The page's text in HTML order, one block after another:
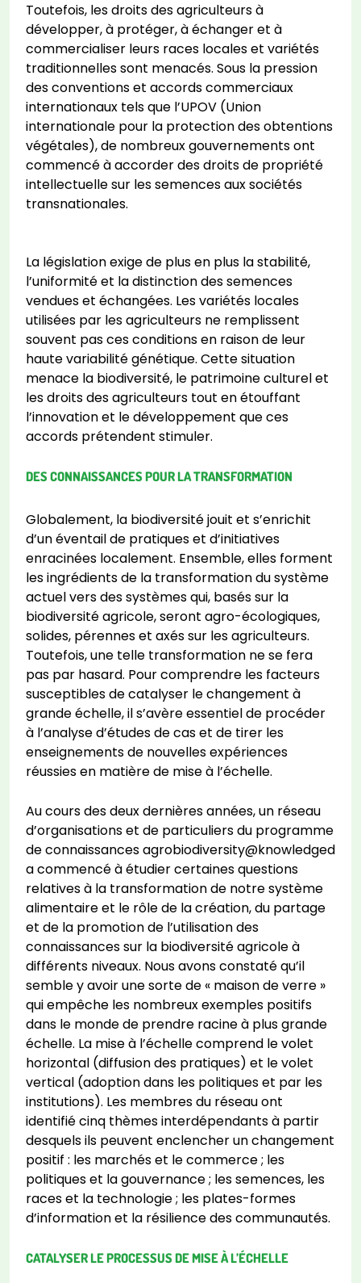
Toutefois, les droits des agriculteurs à
développer, à protéger, à échanger et à
commercialiser leurs races locales et variétés
traditionnelles sont menacés. Sous la pression
des conventions et accords commerciaux
internationaux tels que l’UPOV (Union
internationale pour la protection des obtentions
végétales), de nombreux gouvernements ont
commencé à accorder des droits de propriété
intellectuelle sur les semences aux sociétés
transnationales.
La législation exige de plus en plus la stabilité,
l’uniformité et la distinction des semences
vendues et échangées. Les variétés locales
utilisées par les agriculteurs ne remplissent
souvent pas ces conditions en raison de leur
haute variabilité génétique. Cette situation
menace la biodiversité, le patrimoine culturel et
les droits des agriculteurs tout en étouffant
l’innovation et le développement que ces
accords prétendent stimuler.
DES CONNAISSANCES POUR LA TRANSFORMATION
Globalement, la biodiversité jouit et s’enrichit
d’un éventail de pratiques et d’initiatives
enracinées localement. Ensemble, elles forment
les ingrédients de la transformation du système
actuel vers des systèmes qui, basés sur la
biodiversité agricole, seront agro-écologiques,
solides, pérennes et axés sur les agriculteurs.
Toutefois, une telle transformation ne se fera
pas par hasard. Pour comprendre les facteurs
susceptibles de catalyser le changement à
grande échelle, il s’avère essentiel de procéder
à l’analyse d’études de cas et de tirer les
enseignements de nouvelles expériences
réussies en matière de mise à l’échelle.
Au cours des deux dernières années, un réseau
d’organisations et de particuliers du programme
de connaissances agrobiodiversity@knowledged
a commencé à étudier certaines questions
relatives à la transformation de notre système
alimentaire et le rôle de la création, du partage
et de la promotion de l’utilisation des
connaissances sur la biodiversité agricole à
différents niveaux. Nous avons constaté qu’il
semble y avoir une sorte de « maison de verre »
qui empêche les nombreux exemples positifs
dans le monde de prendre racine à plus grande
échelle. La mise à l’échelle comprend le volet
horizontal (diffusion des pratiques) et le volet
vertical (adoption dans les politiques et par les
institutions). Les membres du réseau ont
identifié cinq thèmes interdépendants à partir
desquels ils peuvent enclencher un changement
positif : les marchés et le commerce ; les
politiques et la gouvernance ; les semences, les
races et la technologie ; les plates-formes
d’information et la résilience des communautés.
CATALYSER LE PROCESSUS DE MISE À L’ÉCHELLE